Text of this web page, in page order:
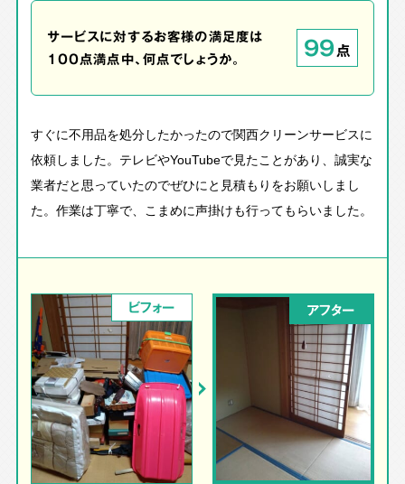
サービスに対するお客様の満足度は
100点満点中、何点でしょうか。
99点
すぐに不用品を処分したかったので関西クリーンサービスに
依頼しました。テレビやYouTubeで見たことがあり、誠実な
業者だと思っていたのでぜひにと見積もりをお願いしまし
た。作業は丁寧で、こまめに声掛けも行ってもらいました。
ビフォー アフター